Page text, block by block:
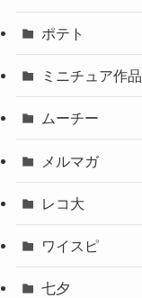
ポテト
ミニチュア作品
ムーチー
メルマガ
レコ大
ワイスピ
七夕